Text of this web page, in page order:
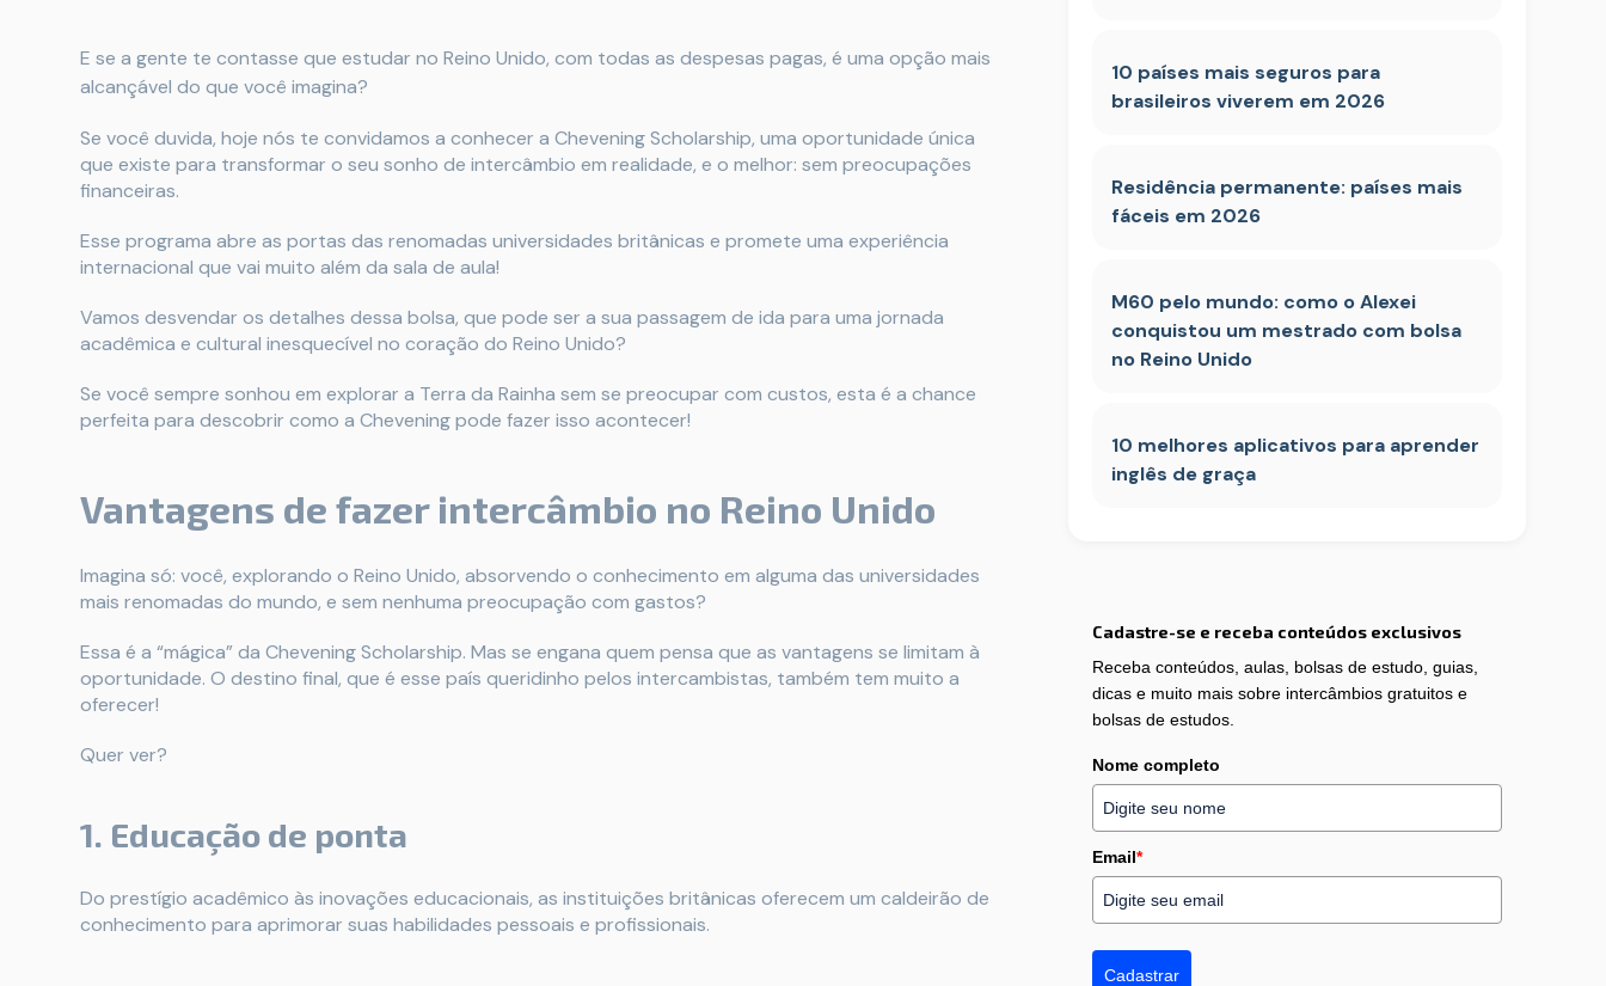
E se a gente te contasse que estudar no Reino Unido, com todas as despesas pagas, é uma opção mais
alcançável do que você imagina?
Se você duvida, hoje nós te convidamos a conhecer a Chevening Scholarship, uma oportunidade única
que existe para transformar o seu sonho de intercâmbio em realidade, e o melhor: sem preocupações
financeiras.
Esse programa abre as portas das renomadas universidades britânicas e promete uma experiência
internacional que vai muito além da sala de aula!
Vamos desvendar os detalhes dessa bolsa, que pode ser a sua passagem de ida para uma jornada
acadêmica e cultural inesquecível no coração do Reino Unido?
Se você sempre sonhou em explorar a Terra da Rainha sem se preocupar com custos, esta é a chance
perfeita para descobrir como a Chevening pode fazer isso acontecer!
Vantagens de fazer intercâmbio no Reino Unido
Imagina só: você, explorando o Reino Unido, absorvendo o conhecimento em alguma das universidades
mais renomadas do mundo, e sem nenhuma preocupação com gastos?
Essa é a “mágica” da Chevening Scholarship. Mas se engana quem pensa que as vantagens se limitam à
oportunidade. O destino final, que é esse país queridinho pelos intercambistas, também tem muito a
oferecer!
Quer ver?
1. Educação de ponta
Do prestígio acadêmico às inovações educacionais, as instituições britânicas oferecem um caldeirão de
conhecimento para aprimorar suas habilidades pessoais e profissionais.
10 países mais seguros para
brasileiros viverem em 2026
Residência permanente: países mais
fáceis em 2026
M60 pelo mundo: como o Alexei
conquistou um mestrado com bolsa
no Reino Unido
10 melhores aplicativos para aprender
inglês de graça
Cadastre-se e receba conteúdos exclusivos
Receba conteúdos, aulas, bolsas de estudo, guias,
dicas e muito mais sobre intercâmbios gratuitos e
bolsas de estudos.
Nome completo
Email*
Cadastrar